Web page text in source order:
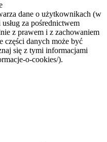
dane o użytkownikach (w
za pośrednictwem
z prawem i z zachowaniem
części danych może być
się z tymi informacjami
o-cookies/).